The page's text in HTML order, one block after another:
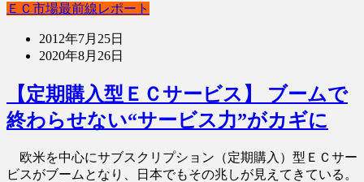
ＥＣ市場最前線レポート
2012年7月25日
2020年8月26日
【定期購入型ＥＣサービス】 ブームで
終わらせない“サービス力”がカギに
欧米を中心にサブスクリプション（定期購入）型ＥＣサー
ビスがブームとなり、日本でもその兆しが見えてきている。